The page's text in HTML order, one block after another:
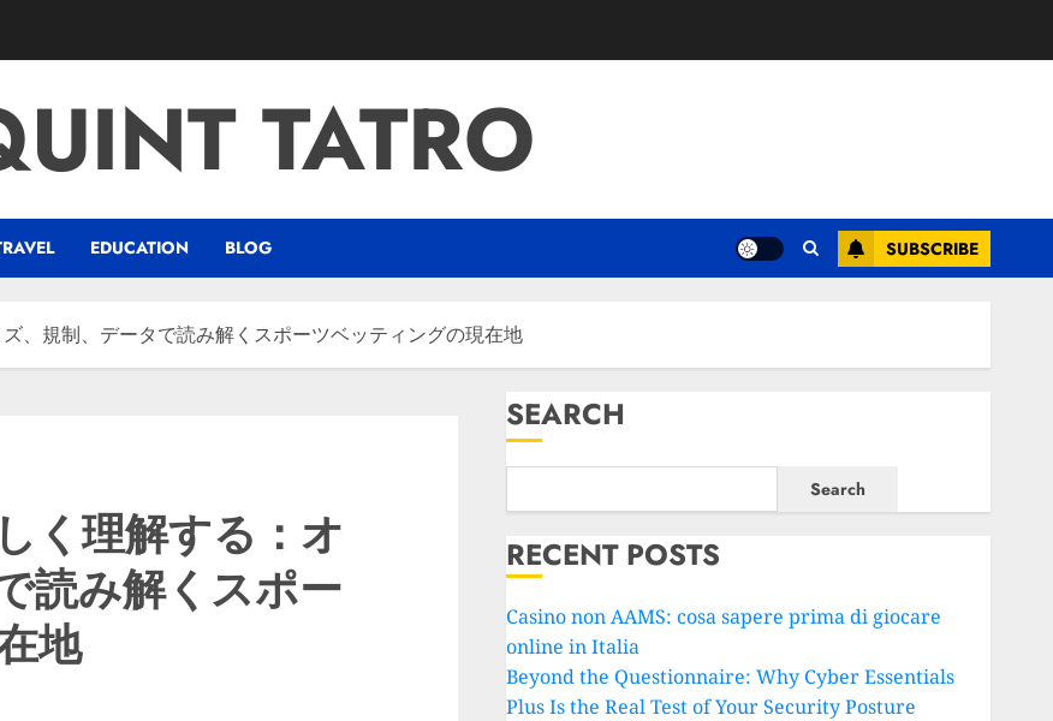
TATRO
EDUCATION BLOG SUBSCRIBE
、規制、データで読み解くスポーツベッティングの現在地
く理解する：オ
読み解くスポー
地
SEARCH
Search
RECENT POSTS
Casino non AAMS: cosa sapere prima di giocare
online in Italia
Beyond the Questionnaire: Why Cyber Essentials
Plus Is the Real Test of Your Security Posture